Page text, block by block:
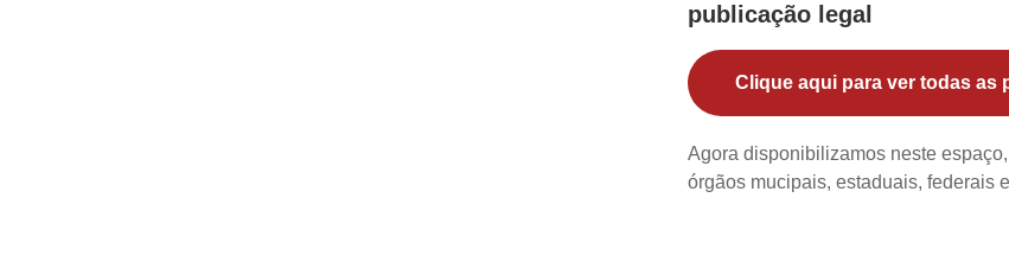
publicação legal
Clique aqui para ver todas as
Agora disponibilizamos neste
órgãos mucipais, estaduais, federais